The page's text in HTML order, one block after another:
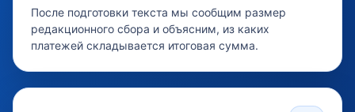
После подготовки текста мы сообщим размер
редакционного сбора и объясним, из каких
платежей складывается итоговая сумма.